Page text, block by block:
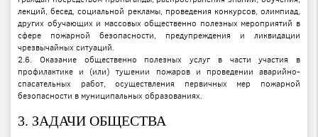
лекций, бесед, социальной рекламы, проведения конкурсов, олимпиад,
других обучающих и массовых общественно полезных мероприятий в
сфере пожарной безопасности, предупреждения и ликвидации
чрезвычайных ситуаций.
2.6. Оказание общественно полезных услуг в части участия в
профилактике и (или) тушении пожаров и проведении аварийно-
спасательных работ, осуществления первичных мер пожарной
безопасности в муниципальных образованиях.
3. ЗАДАЧИ ОБЩЕСТВА